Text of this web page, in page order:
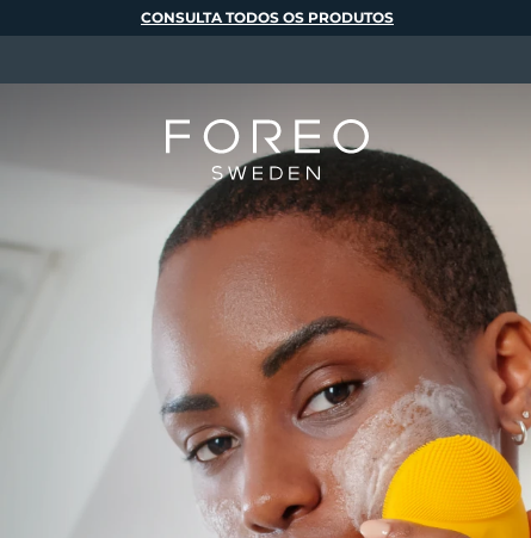
CONSULTA TODOS OS PRODUTOS